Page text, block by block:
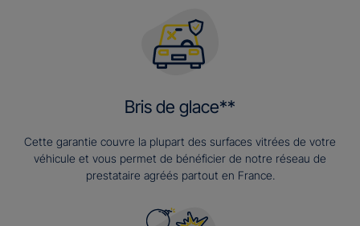
Bris de glace**
Cette garantie couvre la plupart des surfaces vitrées de votre
véhicule et vous permet de bénéficier de notre réseau de
prestataire agréés partout en France.